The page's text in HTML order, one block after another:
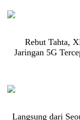
Rebut Tahta,
Jaringan 5G
Langsung dari